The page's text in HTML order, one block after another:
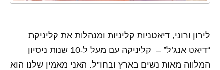
לירון ורוני, דיאטניות קליניות ומנהלות את קליניקת
“דיאט אנג’ל” – קליניקה עם מעל ל-10 שנות ניסיון
המלווה מאות נשים בארץ ובחו”ל. האני מאמין שלנו הוא